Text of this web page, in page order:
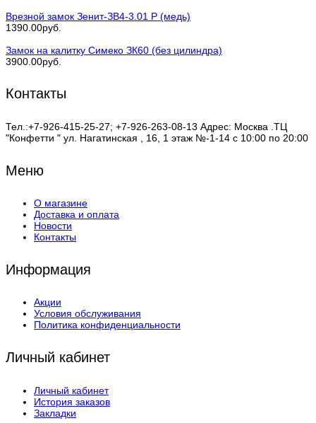
Врезной замок Зенит-ЗВ4-3.01 Р (медь)
1390.00руб.
Замок на калитку Симеко ЗК60 (без цилиндра)
3900.00руб.
Контакты
Тел.:+7-926-415-25-27; +7-926-263-08-13 Адрес: Москва .ТЦ
"Конфетти " ул. Нагатинская , 16, 1 этаж №-1-14 с 10:00 по 20:00
Меню
О магазине
Доставка и оплата
Новости
Контакты
Информация
Акции
Условия обслуживания
Политика конфиденциальности
Личный кабинет
Личный кабинет
История заказов
Закладки